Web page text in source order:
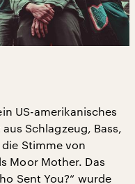
US-amerikanisches
Schlagzeug, Bass,
Stimme von
Moor Mother. Das
Sent You?“ wurde